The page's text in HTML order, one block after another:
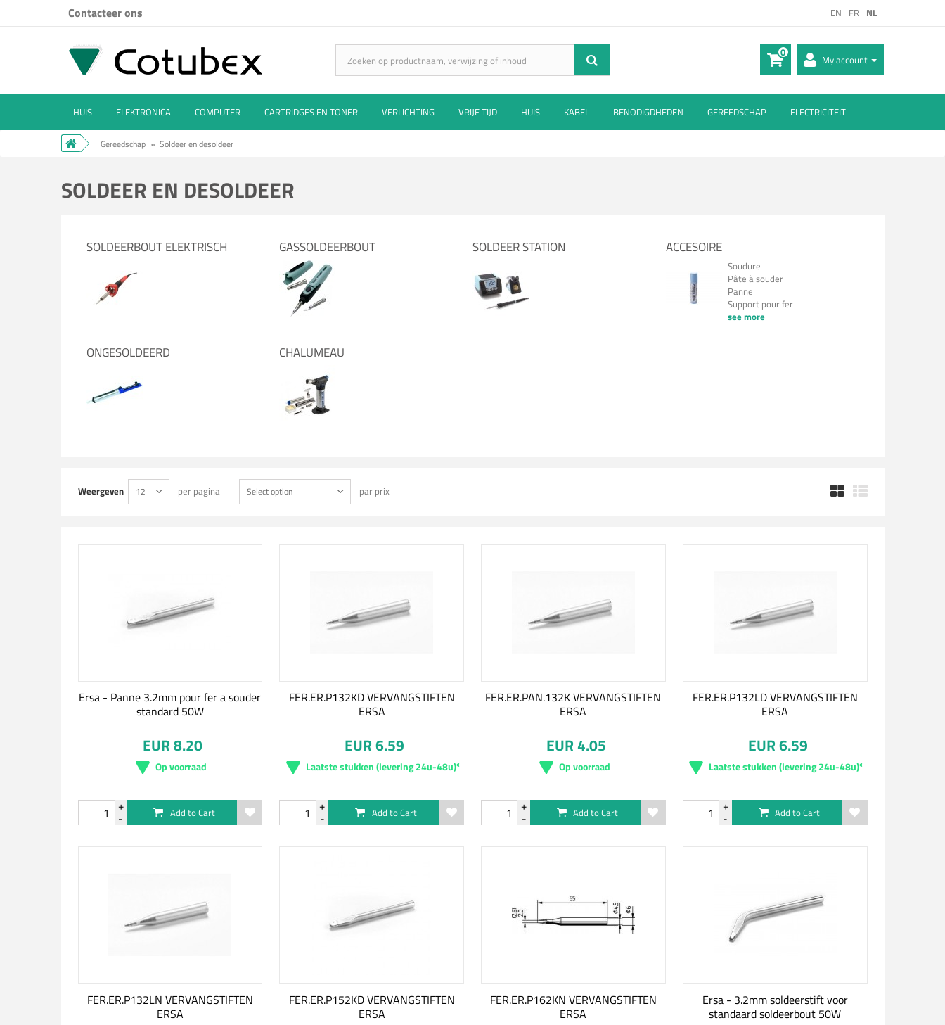
EN FR NL
Contacteer ons
My account
0
HUIS ELEKTRONICA COMPUTER CARTRIDGES EN TONER VERLICHTING VRIJE TIJD HUIS KABEL BENODIGDHEDEN GEREEDSCHAP ELECTRICITEIT
Gereedschap » Soldeer en desoldeer
SOLDEER EN DESOLDEER
SOLDEERBOUT ELEKTRISCH GASSOLDEERBOUT SOLDEER STATION ACCESOIRE
Soudure
Pâte à souder
Panne
Support pour fer
see more
ONGESOLDEERD CHALUMEAU
Weergeven 12 per pagina Select option par prix
Ersa - Panne 3.2mm pour fer a souder
standard 50W
EUR 8.20
Op voorraad
Add to Cart
FER.ER.P132KD VERVANGSTIFTEN
ERSA
EUR 6.59
Laatste stukken (levering 24u-48u)*
Add to Cart
FER.ER.PAN.132K VERVANGSTIFTEN
ERSA
EUR 4.05
Op voorraad
Add to Cart
FER.ER.P132LD VERVANGSTIFTEN
ERSA
EUR 6.59
Laatste stukken (levering 24u-48u)*
Add to Cart
FER.ER.P132LN VERVANGSTIFTEN
ERSA
FER.ER.P152KD VERVANGSTIFTEN
ERSA
FER.ER.P162KN VERVANGSTIFTEN
ERSA
Ersa - 3.2mm soldeerstift voor
standaard soldeerbout 50W